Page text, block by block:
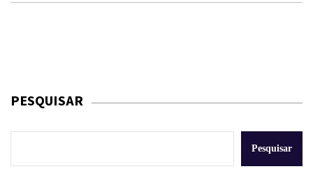
PESQUISAR
Pesquisar